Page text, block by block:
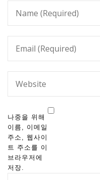
나중을 위해
이름, 이메일
주소, 웹사이
트 주소를 이
브라우저에
저장.